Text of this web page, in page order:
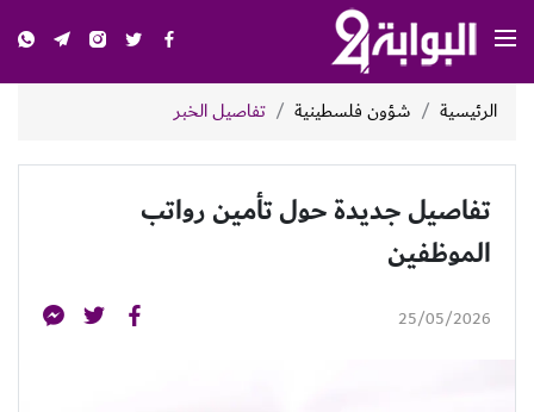
الرئيسية شؤون فلسطينية تفاصيل الخبر
تفاصيل جديدة حول تأمين رواتب
الموظفين
25/05/2026